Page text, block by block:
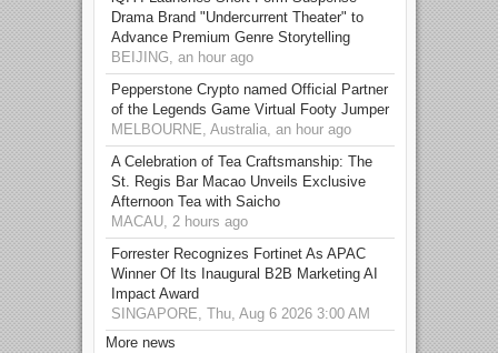
Drama Brand "Undercurrent Theater" to
Advance Premium Genre Storytelling
BEIJING, an hour ago
Pepperstone Crypto named Official Partner
of the Legends Game Virtual Footy Jumper
MELBOURNE, Australia, an hour ago
A Celebration of Tea Craftsmanship: The
St. Regis Bar Macao Unveils Exclusive
Afternoon Tea with Saicho
MACAU, 2 hours ago
Forrester Recognizes Fortinet As APAC
Winner Of Its Inaugural B2B Marketing AI
Impact Award
SINGAPORE, Thu, Aug 6 2026 3:00 AM
More news